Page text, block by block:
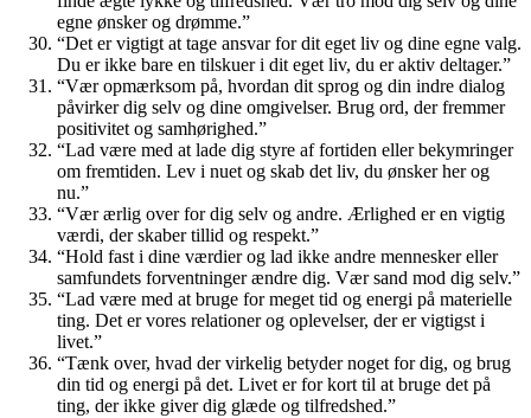
egne ønsker og drømme.”
“Det er vigtigt at tage ansvar for dit eget liv og dine egne valg.
Du er ikke bare en tilskuer i dit eget liv, du er aktiv deltager.”
“Vær opmærksom på, hvordan dit sprog og din indre dialog
påvirker dig selv og dine omgivelser. Brug ord, der fremmer
positivitet og samhørighed.”
“Lad være med at lade dig styre af fortiden eller bekymringer
om fremtiden. Lev i nuet og skab det liv, du ønsker her og
nu.”
“Vær ærlig over for dig selv og andre. Ærlighed er en vigtig
værdi, der skaber tillid og respekt.”
“Hold fast i dine værdier og lad ikke andre mennesker eller
samfundets forventninger ændre dig. Vær sand mod dig selv.”
“Lad være med at bruge for meget tid og energi på materielle
ting. Det er vores relationer og oplevelser, der er vigtigst i
livet.”
“Tænk over, hvad der virkelig betyder noget for dig, og brug
din tid og energi på det. Livet er for kort til at bruge det på
ting, der ikke giver dig glæde og tilfredshed.”